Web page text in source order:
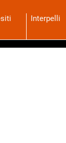
Interpelli